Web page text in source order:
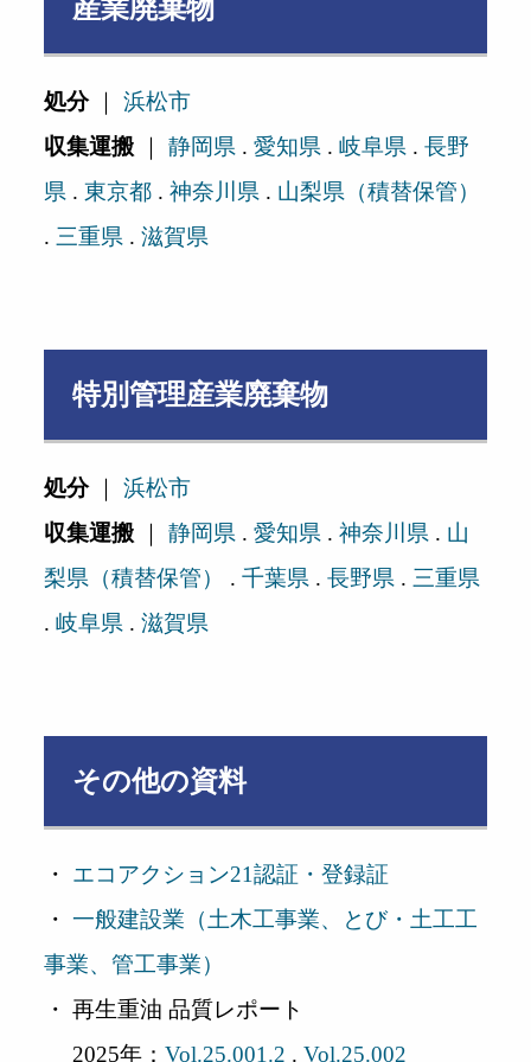
産業廃棄物
処分｜浜松市
収集運搬 ｜静岡県 .愛知県 .岐阜県 .長野
県 .東京都 .神奈川県 . 山梨県（積替保管）
.三重県 .滋賀県
特別管理産業廃棄物
処分｜浜松市
収集運搬 ｜静岡県 .愛知県 .神奈川県 . 山
梨県（積替保管）
.千葉県 .長野県 .三重県
.岐阜県 .滋賀県
その他の資料
・ エコアクション21認証・登録証
・一般建設業（土木工事業、とび・土工工
事業、管工事業）
・ 再生重油 品質レポート
2025年：Vol.25.001.2 .Vol.25.002